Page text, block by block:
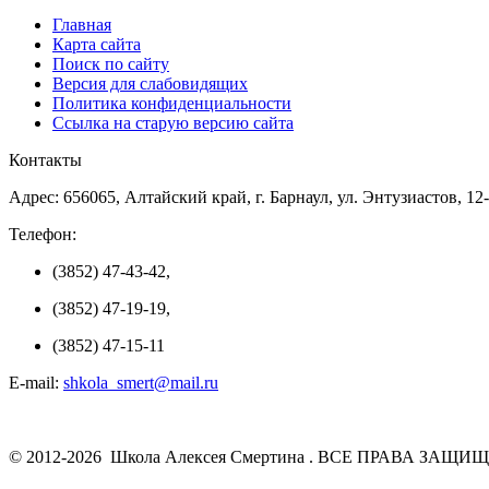
Главная
Карта сайта
Поиск по сайту
Версия для слабовидящих
Политика конфиденциальности
Ссылка на старую версию сайта
Контакты
Адрес: 656065, Алтайский край, г. Барнаул, ул. Энтузиастов,
Телефон:
(3852) 47-43-42,
(3852) 47-19-19,
(3852) 47-15-11
E-mail: shkola_smert@mail.ru
© 2012-2026 Школа Алексея Смертина . ВСЕ ПРАВА